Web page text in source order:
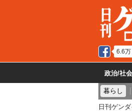
6.6万
政治/社会
暮らし
日刊ゲン